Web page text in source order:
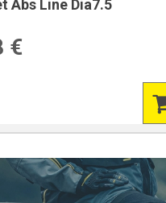
Abs Line Dia7.5
€